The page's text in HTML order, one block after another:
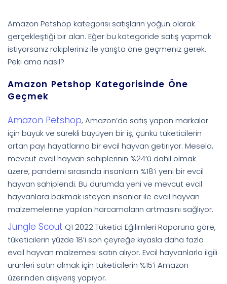
Amazon Petshop kategorisi satışların yoğun olarak
gerçekleştiği bir alan. Eğer bu kategoride satış yapmak
istiyorsanız rakipleriniz ile yarışta öne geçmeniz gerek.
Peki ama nasıl?
Amazon Petshop Kategorisinde Öne
Geçmek
Amazon Petshop, Amazon’da satış yapan markalar
için büyük ve sürekli büyüyen bir iş, çünkü tüketicilerin
artan payı hayatlarına bir evcil hayvan getiriyor. Mesela,
mevcut evcil hayvan sahiplerinin %24’ü dahil olmak
üzere, pandemi sırasında insanların %18’i yeni bir evcil
hayvan sahiplendi. Bu durumda yeni ve mevcut evcil
hayvanlara bakmak isteyen insanlar ile evcil hayvan
malzemelerine yapılan harcamaların artmasını sağlıyor.
Jungle Scout Q1 2022 Tüketici Eğilimleri Raporuna göre,
tüketicilerin yüzde 18’i son çeyreğe kıyasla daha fazla
evcil hayvan malzemesi satın alıyor. Evcil hayvanlarla ilgili
ürünleri satın almak için tüketicilerin %15’i Amazon
üzerinden alışveriş yapıyor.